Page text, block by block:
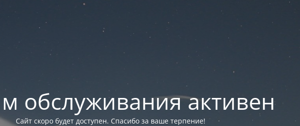
обслуживания активен
Сайт скоро будет доступен. Спасибо за ваше терпение!